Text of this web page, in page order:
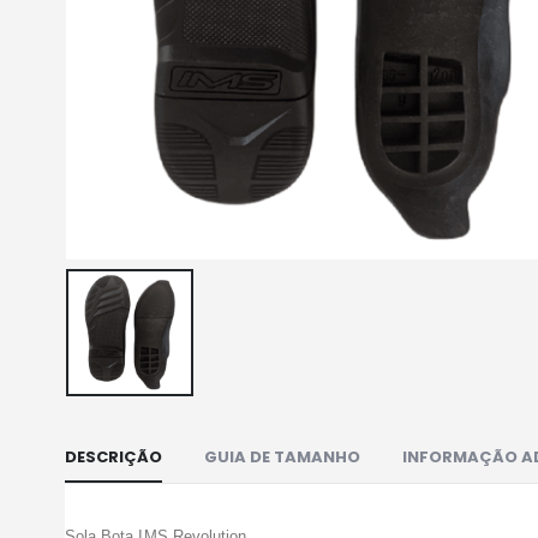
DESCRIÇÃO GUIA DE TAMANHO INFORMAÇÃO